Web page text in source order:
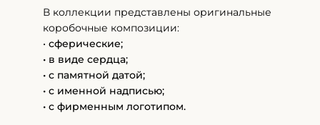
В коллекции представлены оригинальные
коробочные композиции:
• сферические;
• в виде сердца;
• с памятной датой;
• с именной надписью;
• с фирменным логотипом.